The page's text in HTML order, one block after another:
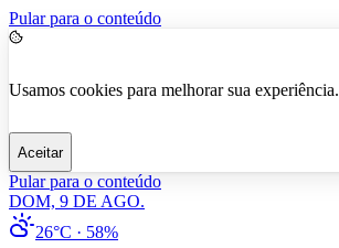
Pular para o conteúdo
Usamos cookies para melhorar sua experiência.
Aceitar
Pular para o conteúdo
DOM, 9 DE AGO.
26°C · 58%